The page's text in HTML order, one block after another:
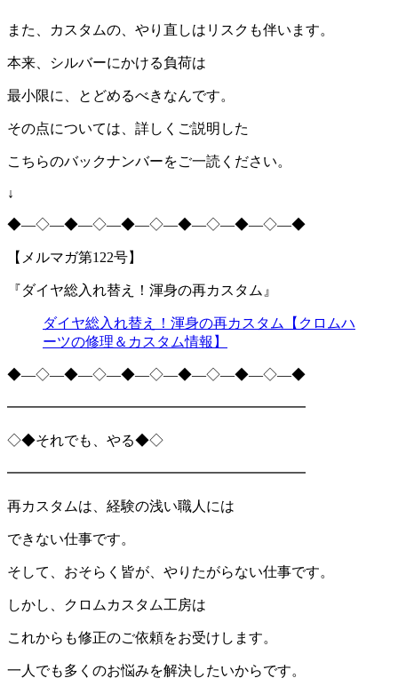
また、カスタムの、やり直しはリスクも伴います。
本来、シルバーにかける負荷は
最小限に、とどめるべきなんです。
その点については、詳しくご説明した
こちらのバックナンバーをご一読ください。
↓
◆―◇―◆―◇―◆―◇―◆―◇―◆―◇―◆
【メルマガ第122号】
『ダイヤ総入れ替え！渾身の再カスタム』
ダイヤ総入れ替え！渾身の再カスタム【クロムハ
ーツの修理＆カスタム情報】
◆―◇―◆―◇―◆―◇―◆―◇―◆―◇―◆
━━━━━━━━━━━━━━━━━━━━━
◇◆それでも、やる◆◇
━━━━━━━━━━━━━━━━━━━━━
再カスタムは、経験の浅い職人には
できない仕事です。
そして、おそらく皆が、やりたがらない仕事です。
しかし、クロムカスタム工房は
これからも修正のご依頼をお受けします。
一人でも多くのお悩みを解決したいからです。